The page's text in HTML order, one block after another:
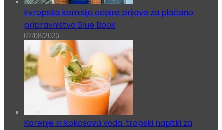
Evropska komisija odpira prijave za plačano
pripravništvo Blue Book
07/08/2026
Korenje in kokosova voda: tropski napitki za